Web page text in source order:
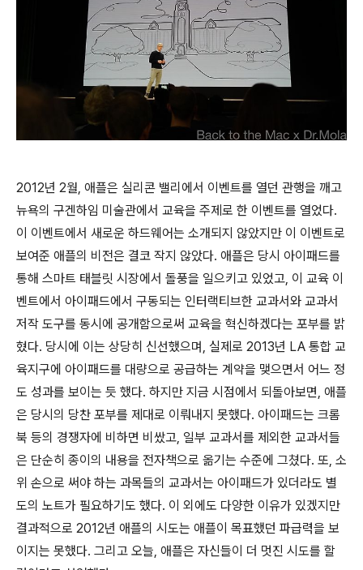
2012년 2월, 애플은 실리콘 밸리에서 이벤트를 열던 관행을 깨고
뉴욕의 구겐하임 미술관에서 교육을 주제로 한 이벤트를 열었다.
이 이벤트에서 새로운 하드웨어는 소개되지 않았지만 이 이벤트로
보여준 애플의 비전은 결코 작지 않았다. 애플은 당시 아이패드를
통해 스마트 태블릿 시장에서 돌풍을 일으키고 있었고, 이 교육 이
벤트에서 아이패드에서 구동되는 인터랙티브한 교과서와 교과서
저작 도구를 동시에 공개함으로써 교육을 혁신하겠다는 포부를 밝
혔다. 당시에 이는 상당히 신선했으며, 실제로 2013년 LA 통합 교
육지구에 아이패드를 대량으로 공급하는 계약을 맺으면서 어느 정
도 성과를 보이는 듯 했다. 하지만 지금 시점에서 되돌아보면, 애플
은 당시의 당찬 포부를 제대로 이뤄내지 못했다. 아이패드는 크롬
북 등의 경쟁자에 비하면 비쌌고, 일부 교과서를 제외한 교과서들
은 단순히 종이의 내용을 전자책으로 옮기는 수준에 그쳤다. 또, 소
위 손으로 써야 하는 과목들의 교과서는 아이패드가 있더라도 별
도의 노트가 필요하기도 했다. 이 외에도 다양한 이유가 있겠지만
결과적으로 2012년 애플의 시도는 애플이 목표했던 파급력을 보
이지는 못했다. 그리고 오늘, 애플은 자신들이 더 멋진 시도를 할